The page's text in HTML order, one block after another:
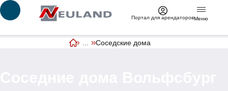
Перейти к основному содержимому
Портал для арендаторовМеню
... Соседские дома